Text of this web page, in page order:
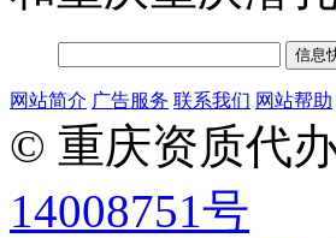
网站简介 广告服务 联系我们 网站帮助
© 重庆资质代
14008751号